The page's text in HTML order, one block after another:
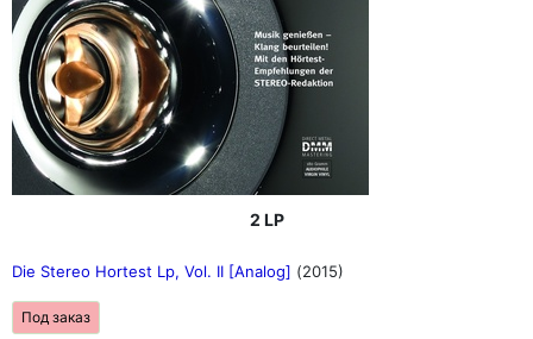
2 LP
Die Stereo Hortest Lp, Vol. II [Analog] (2015)
Под заказ